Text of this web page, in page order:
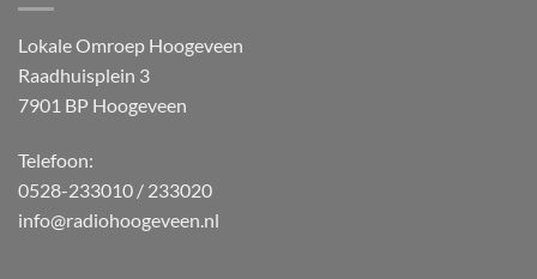
Lokale Omroep Hoogeveen
Raadhuisplein 3
7901 BP Hoogeveen
Telefoon:
0528-233010 / 233020
info@radiohoogeveen.nl